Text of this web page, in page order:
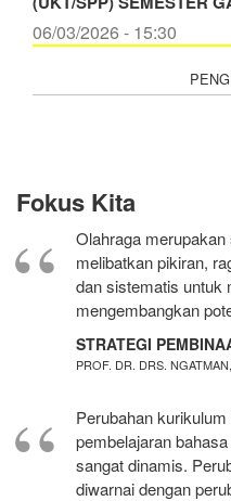
06/03/2026 - 15:30
Fokus Kita
Olahraga
melibatkan pikiran,
dan sistematis untuk
mengembangkan
STRATEGI
PROF. DR. DRS.
Perubahan
pembelajaran
sangat dinamis.
diwarnai dengan